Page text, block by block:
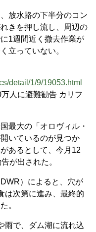
放水路の下半分のコン
きを押し流し、周辺の
1週間近く撤去作業が
立っていない。
detail/1/9/19053.html
人に避難勧告 カリフ
最大の「オロヴィル・
いているのが見つか
あるとして、今月12
が出された。
）によると、穴が
は次第に進み、最終的
。
で、ダム湖に流れ込